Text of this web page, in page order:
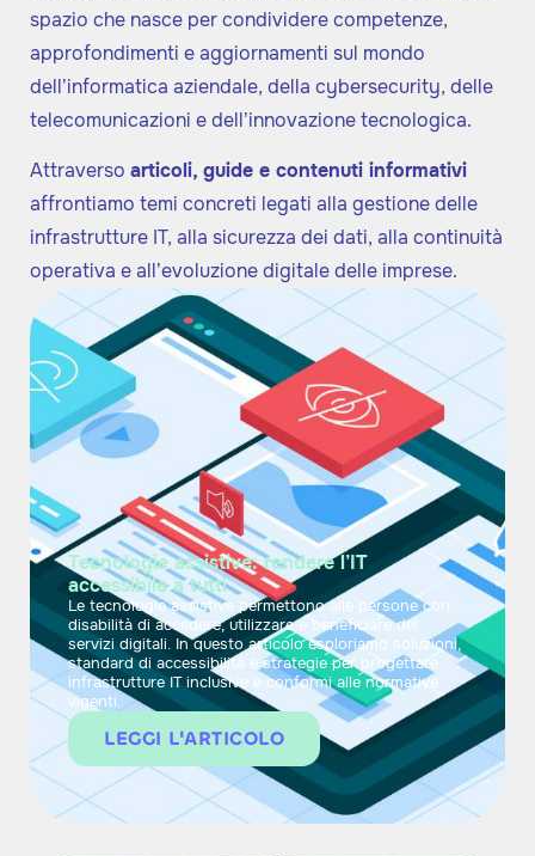
spazio che nasce per condividere competenze,
approfondimenti e aggiornamenti sul mondo
dell’informatica aziendale, della cybersecurity, delle
telecomunicazioni e dell’innovazione tecnologica.
Attraverso articoli, guide e contenuti informativi
affrontiamo temi concreti legati alla gestione delle
infrastrutture IT, alla sicurezza dei dati, alla continuità
operativa e all’evoluzione digitale delle imprese.
Tecnologie assistive: rendere l’IT
accessibile a tutti
Le tecnologie assistive permettono alle persone con
disabilità di accedere, utilizzare e beneficiare dei
servizi digitali. In questo articolo esploriamo soluzioni,
standard di accessibilità e strategie per progettare
infrastrutture IT inclusive e conformi alle normative
vigenti.
LEGGI L'ARTICOLO